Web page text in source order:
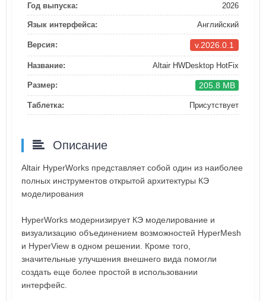
Год выпуска: 2026
Язык интерфейса: Английский
Версия: v.2026.0.1
Название: Altair HWDesktop HotFix
Размер: 205.8 MB
Таблетка: Присутствует
Описание
Altair HyperWorks представляет собой один из наиболее
полных инструментов открытой архитектуры КЭ
моделирования
HyperWorks модернизирует КЭ моделирование и
визуализацию объединением возможностей HyperMesh
и HyperView в одном решении. Кроме того,
значительные улучшения внешнего вида помогли
создать еще более простой в использовании
интерфейс.